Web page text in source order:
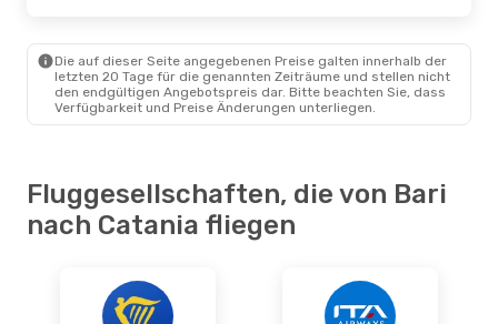
BRI
- CTA
ITA Airways1 Zwischenstopp
CTA- BRI
Die auf dieser Seite angegebenen Preise galten innerhalb der
letzten 20 Tage für die genannten Zeiträume und stellen nicht
den endgültigen Angebotspreis dar. Bitte beachten Sie, dass
Verfügbarkeit und Preise Änderungen unterliegen.
Fluggesellschaften, die von Bari
nach Catania fliegen